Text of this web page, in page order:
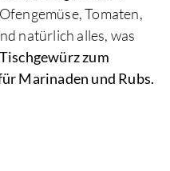
Tomaten,
natürlich alles, was
zum
Marinaden und Rubs.